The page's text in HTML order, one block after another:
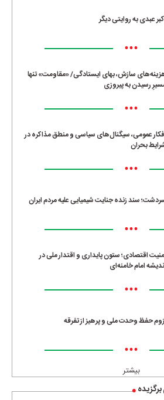
عبدی به روایتی دیگر
•••
سازش، بهای ایستادگی/ «مقاومت» تنها
رسیدن به پیروزی
•••
عمومی، سیگنال‌های سیاسی و منطق مذاکره در
بحران
•••
سند زنده جنایت شیمیایی علیه مردم ایران
•••
اقتصادی؛ ستون پایداری و اقتدار ملی در
امام خامنه‌ای
•••
حفظ وحدت ملی و پرهیز از تفرقه
•••
بیشتر